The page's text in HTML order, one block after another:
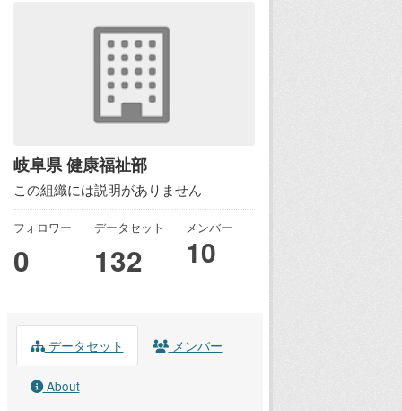
岐阜県 健康福祉部
この組織には説明がありません
フォロワー
0
データセット
132
メンバー
10
データセット メンバー
About